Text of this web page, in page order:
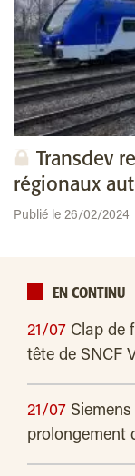
Transdev
régionaux
Publié le 26/02/2024
EN CONTINU
21/07 Clap de
tête de SNCF
21/07
prolongement